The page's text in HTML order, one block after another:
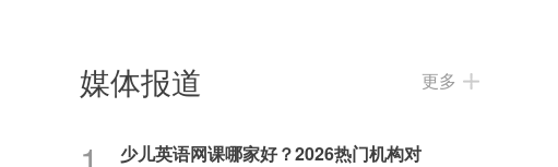
媒体报道 更多
少儿英语网课哪家好？2026热门机构对